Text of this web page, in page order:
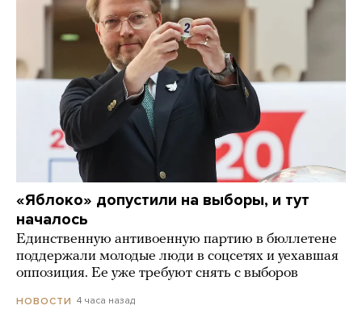
«Яблоко» допустили на выборы, и тут
началось
Единственную антивоенную партию в бюллетене
поддержали молодые люди в соцсетях и уехавшая
оппозиция. Ее уже требуют снять с выборов
НОВОСТИ 4 часа назад